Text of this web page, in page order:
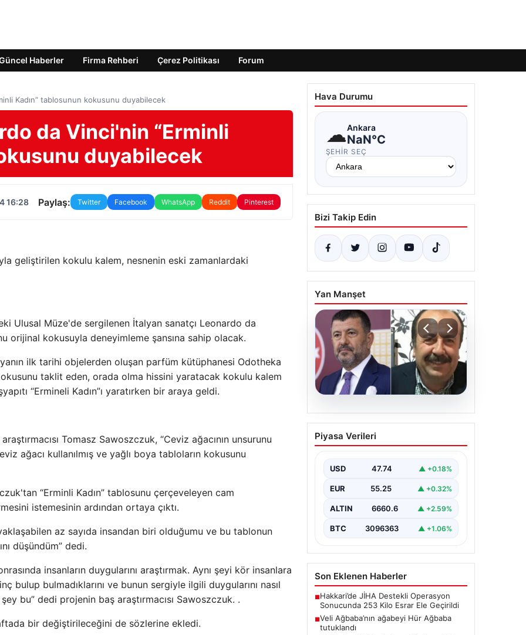
Haberler Firma Rehberi Çerez Politikası Forum
Kadın” tablosunun kokusunu duyabilecek
da Vinci'nin “Erminli
duyabilecek
16:28 Paylaş: Twitter Facebook WhatsApp Reddit Pinterest
geliştirilen kokulu kalem, nesnenin eski zamanlardaki
Ulusal Müze'de sergilenen İtalyan sanatçı Leonardo da
orijinal kokusuyla deneyimleme şansına sahip olacak.
ilk tarihi objelerden oluşan parfüm kütüphanesi Odotheka
taklit eden, orada olma hissini yaratacak kokulu kalem
“Ermineli Kadın”ı yaratırken bir araya geldi.
Tomasz Sawoszczuk, “Ceviz ağacının unsurunu
ağacı kullanılmış ve yağlı boya tabloların kokusunu
“Erminli Kadın” tablosunu çerçeveleyen cam
istemesinin ardından ortaya çıktı.
az sayıda insandan biri olduğumu ve bu tablonun
düşündüm” dedi.
insanların duygularını araştırmak. Aynı şeyi kör insanlara
bulup bulmadıklarını ve bunun sergiyle ilgili duygularını nasıl
bu” dedi projenin baş araştırmacısı Sawoszczuk. .
bir değiştirileceğini de sözlerine ekledi.
Hava Durumu
☁Ankara
NaN°C
ŞEHIR SEÇ
Bizi Takip Edin
Yan Manşet
06.08.2026
Veli Ağbaba’nın ağabeyi
Hür Ağbaba tutuklandı
Piyasa Verileri
USD 47.74 ▲ +0.18%
EUR 55.25 ▲ +0.32%
ALTIN 6660.6 ▲ +2.59%
BTC 3096363 ▲ +1.06%
Son Eklenen Haberler
■Hakkari’de JİHA Destekli Operasyon
Sonucunda 253 Kilo Esrar Ele Geçirildi
■Veli Ağbaba’nın ağabeyi Hür Ağbaba
tutuklandı